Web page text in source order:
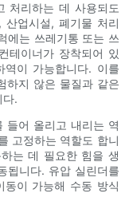
처리하는 데 사용되도
산업시설, 폐기물 처리
에는 쓰레기통 또는 쓰
테이너가 장착되어 있
이 가능합니다. 이를
하지 않은 물질과 같은
다.
들어 올리고 내리는 역
고정하는 역할도 합니
는 데 필요한 힘을 생
됩니다. 유압 실린더를
동이 가능해 수동 방식